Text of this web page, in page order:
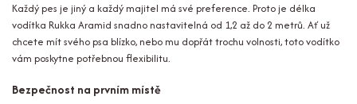
Každý pes je jiný a každý majitel má své preference. Proto je délka
vodítka Rukka Aramid snadno nastavitelná od 1,2 až do 2 metrů. Ať už
chcete mít svého psa blízko, nebo mu dopřát trochu volnosti, toto vodítko
vám poskytne potřebnou flexibilitu.
Bezpečnost na prvním místě